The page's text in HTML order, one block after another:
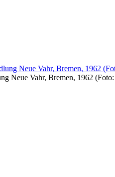
Neue Vahr, Bremen, 1962